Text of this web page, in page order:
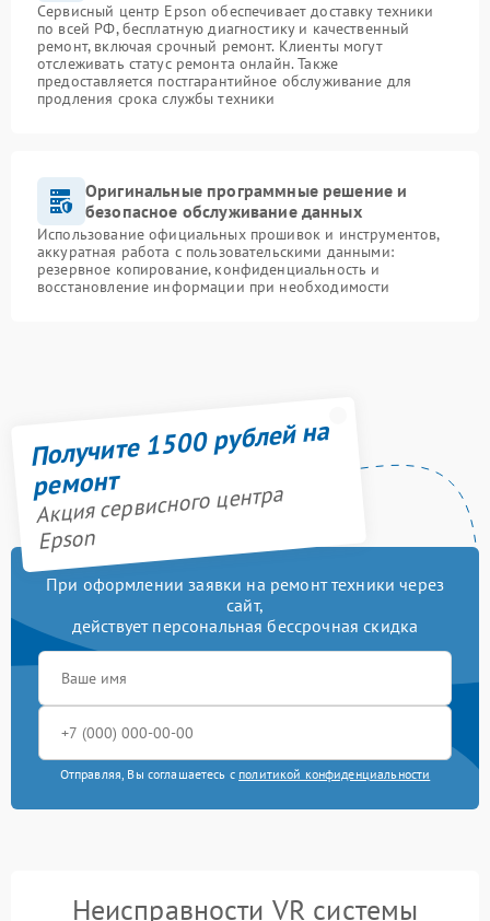
Сервисный центр Epson обеспечивает доставку техники
по всей РФ, бесплатную диагностику и качественный
ремонт, включая срочный ремонт. Клиенты могут
отслеживать статус ремонта онлайн. Также
предоставляется постгарантийное обслуживание для
продления срока службы техники
Оригинальные программные решение и
безопасное обслуживание данных
Использование официальных прошивок и инструментов,
аккуратная работа с пользовательскими данными:
резервное копирование, конфиденциальность и
восстановление информации при необходимости
Получите 1500 рублей на
ремонт
Акция сервисного центра
Epson
При оформлении заявки на ремонт техники через
сайт,
действует персональная бессрочная скидка
Отправляя, Вы соглашаетесь с политикой конфиденциальности
Неисправности VR системы